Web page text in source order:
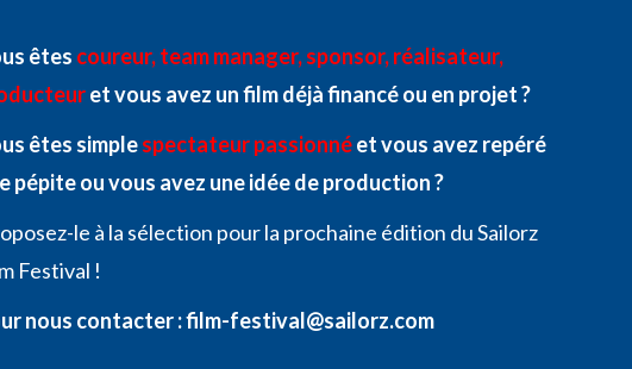
êtes coureur, team manager, sponsor, réalisateur,
et vous avez un film déjà financé ou en projet ?
êtes simplespectateur passionnéet vous avez repéré
pépite ou vous avez une idée de production ?
le à la sélection pour la prochaine édition du Sailorz
Festival !
nous contacter : film-festival@sailorz.com